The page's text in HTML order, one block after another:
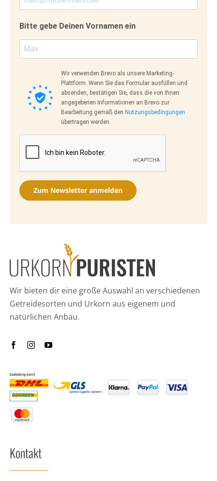
Bitte gebe Deinen Vornamen ein
Wir verwenden Brevo als unsere Marketing-
Plattform. Wenn Sie das Formular ausfüllen und
absenden, bestätigen Sie, dass die von Ihnen
angegebenen Informationen an Brevo zur
Bearbeitung gemäß den Nutzungsbedingungen
übertragen werden
Zum Newsletter anmelden
Wir bieten dir eine große Auswahl an verschiedenen
Getreidesorten und Urkorn aus eigenem und
natürlichen Anbau.
Kontakt